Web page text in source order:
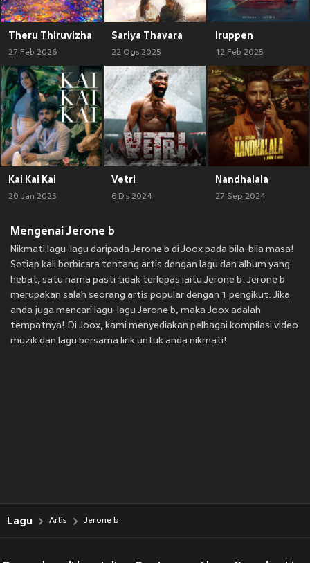
Theru Thiruvizha
27 Feb 2026
Sariya Thavara
22 Ogs 2025
Iruppen
12 Feb 2025
Kai Kai Kai
20 Jan 2025
Vetri
6 Dis 2024
Nandhalala
27 Sep 2024
Mengenai Jerone b
Nikmati lagu-lagu daripada Jerone b di Joox pada bila-bila masa!
Setiap kali berbicara tentang artis dengan lagu dan album yang
hebat, satu nama pasti tidak terlepas iaitu Jerone b. Jerone b
merupakan salah seorang artis popular dengan 1 pengikut. Jika
anda juga mencari lagu-lagu Jerone b, maka Joox adalah
tempatnya! Di Joox, kami menyediakan pelbagai kompilasi video
muzik dan lagu bersama lirik untuk anda nikmati!
Lagu Artis Jerone b